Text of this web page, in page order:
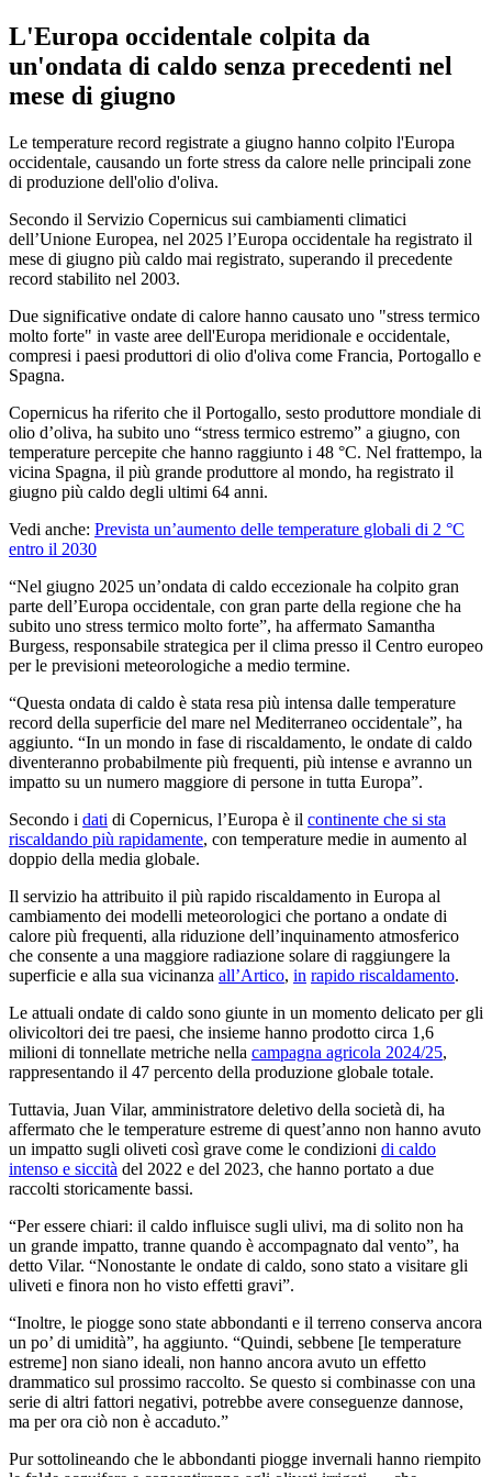
L'Europa occidentale colpita da
un'ondata di caldo senza precedenti nel
mese di giugno
Le temperature record registrate a giugno hanno colpito l'Europa
occidentale, causando un forte stress da calore nelle principali zone
di produzione dell'olio d'oliva.
Secondo il Servizio Copernicus sui cambiamenti climatici
dell’Unione Europea, nel 2025 l’Europa occidentale ha registrato il
mese di giugno più caldo mai registrato, superando il precedente
record stabilito nel 2003.
Due significative ondate di calore hanno causato uno "stress termico
molto forte" in vaste aree dell'Europa meridionale e occidentale,
compresi i paesi produttori di olio d'oliva come Francia, Portogallo e
Spagna.
Copernicus ha riferito che il Portogallo, sesto produttore mondiale di
olio d’oliva, ha subito uno “stress termico estremo” a giugno, con
temperature percepite che hanno raggiunto i 48 °C. Nel frattempo, la
vicina Spagna, il più grande produttore al mondo, ha registrato il
giugno più caldo degli ultimi 64 anni.
Vedi anche: Prevista un’aumento delle temperature globali di 2 °C
entro il 2030
“Nel giugno 2025 un’ondata di caldo eccezionale ha colpito gran
parte dell’Europa occidentale, con gran parte della regione che ha
subito uno stress termico molto forte”, ha affermato Samantha
Burgess, responsabile strategica per il clima presso il Centro europeo
per le previsioni meteorologiche a medio termine.
“Questa ondata di caldo è stata resa più intensa dalle temperature
record della superficie del mare nel Mediterraneo occidentale”, ha
aggiunto. “In un mondo in fase di riscaldamento, le ondate di caldo
diventeranno probabilmente più frequenti, più intense e avranno un
impatto su un numero maggiore di persone in tutta Europa”.
Secondo i dati di Copernicus, l’Europa è il continente che si sta
riscaldando più rapidamente, con temperature medie in aumento al
doppio della media globale.
Il servizio ha attribuito il più rapido riscaldamento in Europa al
cambiamento dei modelli meteorologici che portano a ondate di
calore più frequenti, alla riduzione dell’inquinamento atmosferico
che consente a una maggiore radiazione solare di raggiungere la
superficie e alla sua vicinanza all’Artico, in rapido riscaldamento.
Le attuali ondate di caldo sono giunte in un momento delicato per gli
olivicoltori dei tre paesi, che insieme hanno prodotto circa 1,6
milioni di tonnellate metriche nella campagna agricola 2024/25,
rappresentando il 47 per­cento della pro­duzione globa­le tot­ale.
Tuttavia, Juan Vilar, amministratore del­e­tivo della società di, ha
affermato che le temperature estreme di quest’anno non hanno avuto
un impatto sugli oliveti così grave come le condizioni di caldo
intenso e siccità del 2022 e del 2023, che hanno portato a due
raccolti storicamente bassi.
“Per essere chiari: il caldo influisce sugli ulivi, ma di solito non ha
un grande impatto, tranne quando è accompagnato dal vento”, ha
detto Vilar. “Nonostante le ondate di caldo, sono stato a visitare gli
uliveti e finora non ho visto effetti gravi”.
“Inoltre, le piogge sono state abbondanti e il terreno conserva ancora
un po’ di umidità”, ha aggiunto. “Quindi, sebbene [le temperature
estreme] non siano ideali, non hanno ancora avuto un effetto
drammatico sul prossimo raccolto. Se questo si combinasse con una
serie di altri fattori negativi, potrebbe avere conseguenze dannose,
ma per ora ciò non è accaduto.”
Pur sottolineando che le abbondanti piogge invernali hanno riempito